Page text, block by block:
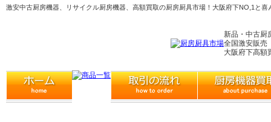
激安中古厨房機器、リサイクル厨房機器、高額買取の厨房厨具市場！大阪府下NO,1と喜
新品・中古厨
全国激安販売
大阪府下高額